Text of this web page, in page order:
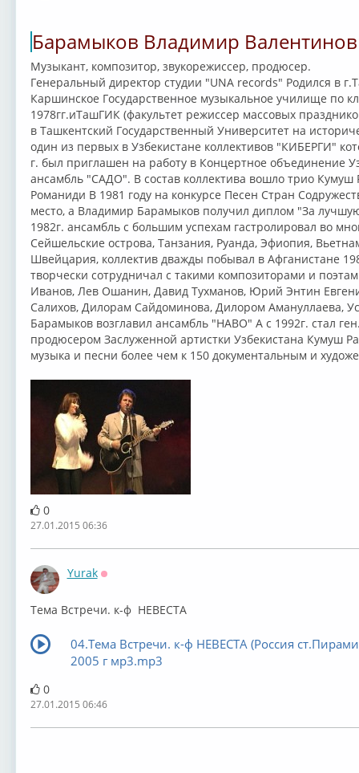
Барамыков Владимир
Музыкант, композитор, звукорежиссер, продюсер.
Генеральный директор студии "UNA records" Родился в
Каршинское Государственное музыкальное училище по
1978гг.иТашГИК (факультет режиссер массовых
в Ташкентский Государственный Университет на
один из первых в Узбекистане коллективов "КИБЕРГИ"
г. был приглашен на работу в Концертное объединение
ансамбль "САДО". В состав коллектива вошло трио
Романиди В 1981 году на конкурсе Песен Стран
место, а Владимир Барамыков получил диплом "За
1982г. ансамбль с большим успехам гастролировал во
Сейшельские острова, Танзания, Руанда, Эфиопия,
Швейцария, коллектив дважды побывал в Афганистане
творчески сотрудничал с такими композиторами и
Иванов, Лев Ошанин, Давид Тухманов, Юрий Энтин
Салихов, Дилорам Сайдоминова, Дилором Амануллаева,
Барамыков возглавил ансамбль "НАВО" А c 1992г. стал
продюсером Заслуженной артистки Узбекистана Кумуш
музыка и песни более чем к 150 документальным и
0
27.01.2015 06:36
Yurak
Тема Встречи. к-ф НЕВЕСТА
04.Тема Встречи. к-ф НЕВЕСТА (Россия
2005 г мр3.mp3
0
27.01.2015 06:46